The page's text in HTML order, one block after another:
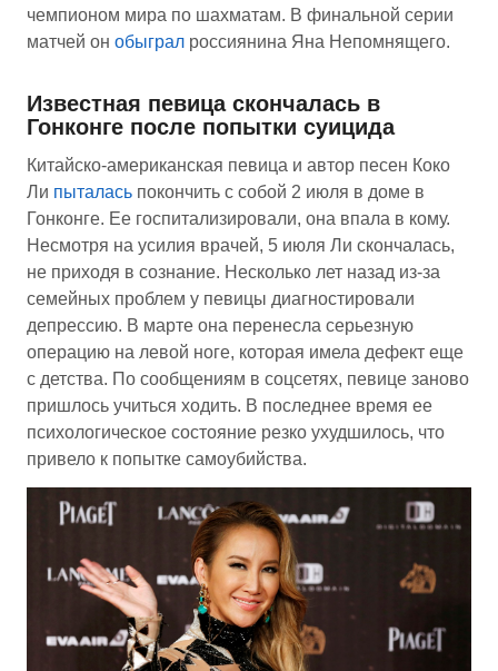
чемпионом мира по шахматам. В финальной серии
матчей он обыграл россиянина Яна Непомнящего.
Известная певица скончалась в
Гонконге после попытки суицида
Китайско-американская певица и автор песен Коко
Ли пыталась покончить с собой 2 июля в доме в
Гонконге. Ее госпитализировали, она впала в кому.
Несмотря на усилия врачей, 5 июля Ли скончалась,
не приходя в сознание. Несколько лет назад из-за
семейных проблем у певицы диагностировали
депрессию. В марте она перенесла серьезную
операцию на левой ноге, которая имела дефект еще
с детства. По сообщениям в соцсетях, певице заново
пришлось учиться ходить. В последнее время ее
психологическое состояние резко ухудшилось, что
привело к попытке самоубийства.